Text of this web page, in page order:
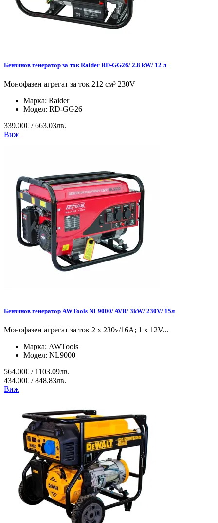
Бензинов генератор за ток Raider RD-GG26/ 2.8 kW/ 12 л
Монофазен агрегат за ток 212 см³ 230V
Марка: Raider
Модел: RD-GG26
339.00€ / 663.03лв.
Виж
Бензинов генератор AWTools NL9000/ AVR/ 3kW/ 230V/ 15л
Монофазен агрегат за ток 2 x 230v/16A; 1 x 12V...
Марка: AWTools
Модел: NL9000
564.00€ / 1103.09лв.
434.00€ / 848.83лв.
Виж